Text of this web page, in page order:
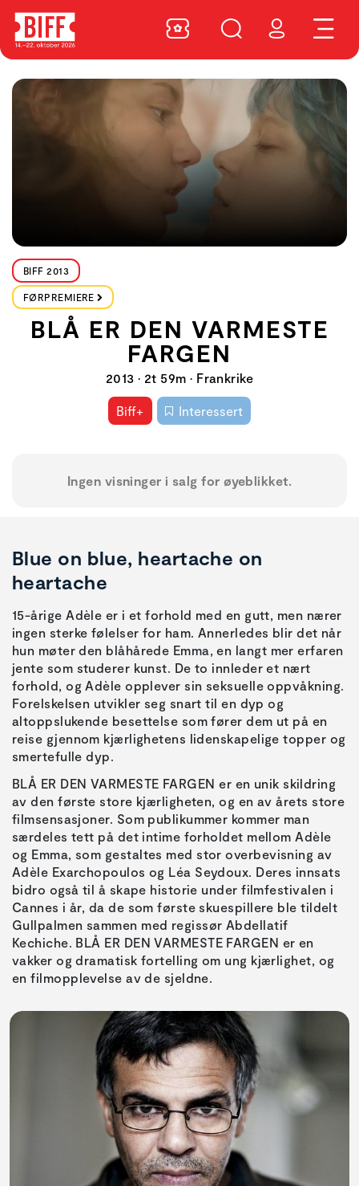
BIFF 2013
FØRPREMIERE
BLÅ ER DEN VARMESTE
FARGEN
2013 • 2t 59m • Frankrike
Biff+ Interessert
Ingen visninger i salg for øyeblikket.
Blue on blue, heartache on
heartache
15-årige Adèle er i et forhold med en gutt, men nærer
ingen sterke følelser for ham. Annerledes blir det når
hun møter den blåhårede Emma, en langt mer erfaren
jente som studerer kunst. De to innleder et nært
forhold, og Adèle opplever sin seksuelle oppvåkning.
Forelskelsen utvikler seg snart til en dyp og
altoppslukende besettelse som fører dem ut på en
reise gjennom kjærlighetens lidenskapelige topper og
smertefulle dyp.
BLÅ ER DEN VARMESTE FARGEN er en unik skildring
av den første store kjærligheten, og en av årets store
filmsensasjoner. Som publikummer kommer man
særdeles tett på det intime forholdet mellom Adèle
og Emma, som gestaltes med stor overbevisning av
Adèle Exarchopoulos og Léa Seydoux. Deres innsats
bidro også til å skape historie under filmfestivalen i
Cannes i år, da de som første skuespillere ble tildelt
Gullpalmen sammen med regissør Abdellatif
Kechiche. BLÅ ER DEN VARMESTE FARGEN er en
vakker og dramatisk fortelling om ung kjærlighet, og
en filmopplevelse av de sjeldne.